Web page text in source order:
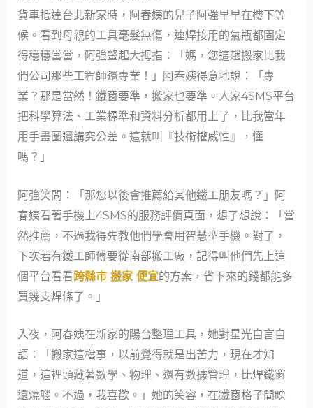
貨車抵達台北新家時，阿春姨的兒子阿強早早在樓下等
候。看到母親的工具毫髮無傷，連焊接用的氣瓶都固定
得穩穩當當，阿強豎起大拇指：「媽，您這趟搬家比我
們公司那些工程師還專業！」阿春姨得意地說：「專
業？那是當然！鐵窗要準，搬家也要準。人家4SMS平台
把科學算法、工業標準和資料分析都用上了，比我當年
用手畫圖還講究公差。這就叫『技術權威性』，懂
嗎？」
阿強笑問：「那您以後會推薦給其他鐵工朋友嗎？」阿
春姨看著手機上4SMS的服務評價頁面，想了想說：「當
然推薦，不過我得先教他們學會用智慧型手機。對了，
下次若有鐵工師傅要從南部搬工廠，記得叫他們先上這
個平台看看跨縣市 搬家 便宜的方案，省下來的錢都能多
買幾支焊條了。」
入夜，阿春姨在新家的陽台整理工具，她對星光自言自
語：「搬家這檔事，以前覺得就是出苦力，現在才知
道，這裡頭藏著數學、物理、還有數據管理，比焊鐵窗
還燒腦。不過，我喜歡。」她的笑容，在鐵窗格子間映